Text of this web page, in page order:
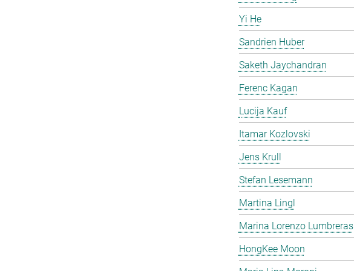
Yi He
Sandrien Huber
Saketh Jaychandran
Ferenc Kagan
Lucija Kauf
Itamar Kozlovski
Jens Krull
Stefan Lesemann
Martina Lingl
Marina Lorenzo Lumbreras
HongKee Moon